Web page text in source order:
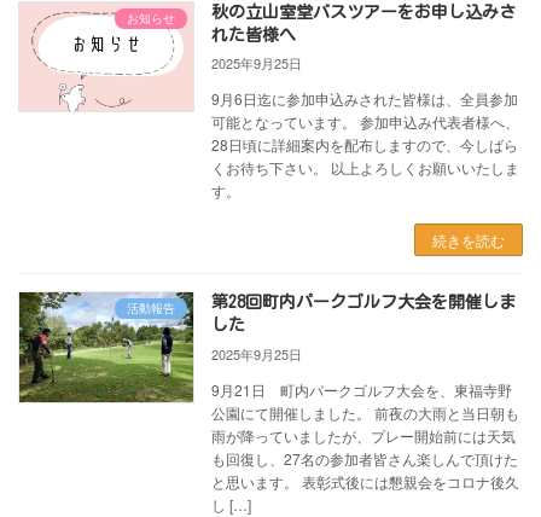
お知らせ
秋の立山室堂バスツアーをお申し込みさ
れた皆様へ
2025年9月25日
9月6日迄に参加申込みされた皆様は、全員参加
可能となっています。 参加申込み代表者様へ、
28日頃に詳細案内を配布しますので、今しばら
くお待ち下さい。 以上よろしくお願いいたしま
す。
続きを読む
活動報告
第28回町内パークゴルフ大会を開催しま
した
2025年9月25日
9月21日 町内パークゴルフ大会を、東福寺野
公園にて開催しました。 前夜の大雨と当日朝も
雨が降っていましたが、プレー開始前には天気
も回復し、27名の参加者皆さん楽しんで頂けた
と思います。 表彰式後には懇親会をコロナ後久
し […]